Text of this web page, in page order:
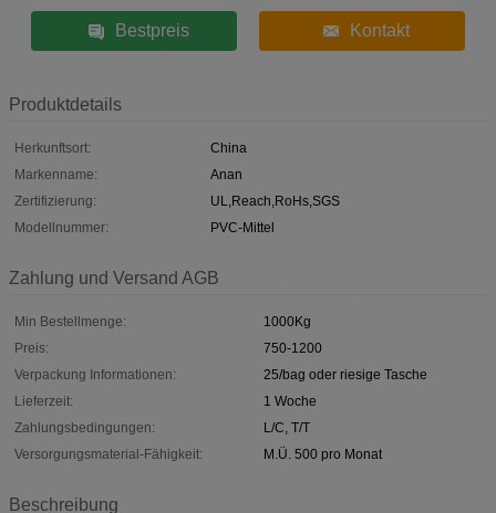
Bestpreis Kontakt
Produktdetails
Herkunftsort:
China
Markenname:
Anan
Zertifizierung:
UL,Reach,RoHs,SGS
Modellnummer:
PVC-Mittel
Zahlung und Versand AGB
Min Bestellmenge:
1000Kg
Preis:
750-1200
Verpackung Informationen:
25/bag oder riesige Tasche
Lieferzeit:
1 Woche
Zahlungsbedingungen:
L/C, T/T
Versorgungsmaterial-Fähigkeit:
M.Ü. 500 pro Monat
Beschreibung